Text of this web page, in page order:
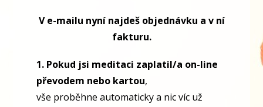
V e-mailu nyní najdeš objednávku a v ní
fakturu.
1. Pokud jsi meditaci zaplatil/a on-line
převodem nebo kartou,
vše proběhne automaticky a nic víc už